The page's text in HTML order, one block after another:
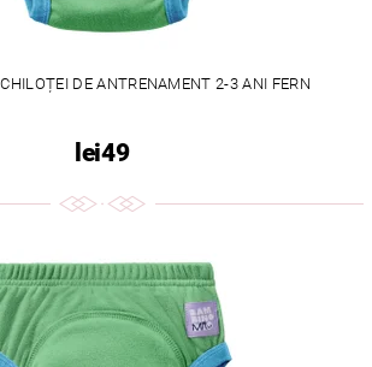
DE ANTRENAMENT 2-3 ANI FERN
lei49